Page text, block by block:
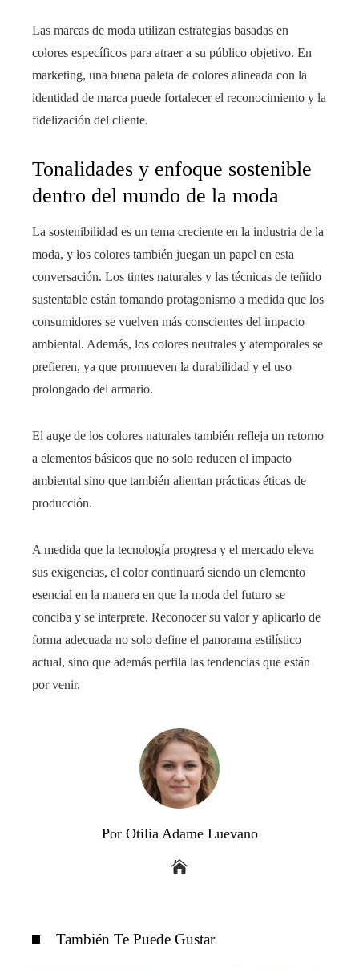
Las marcas de moda utilizan estrategias basadas en
colores específicos para atraer a su público objetivo. En
marketing, una buena paleta de colores alineada con la
identidad de marca puede fortalecer el reconocimiento y la
fidelización del cliente.
Tonalidades y enfoque sostenible
dentro del mundo de la moda
La sostenibilidad es un tema creciente en la industria de la
moda, y los colores también juegan un papel en esta
conversación. Los tintes naturales y las técnicas de teñido
sustentable están tomando protagonismo a medida que los
consumidores se vuelven más conscientes del impacto
ambiental. Además, los colores neutrales y atemporales se
prefieren, ya que promueven la durabilidad y el uso
prolongado del armario.
El auge de los colores naturales también refleja un retorno
a elementos básicos que no solo reducen el impacto
ambiental sino que también alientan prácticas éticas de
producción.
A medida que la tecnología progresa y el mercado eleva
sus exigencias, el color continuará siendo un elemento
esencial en la manera en que la moda del futuro se
conciba y se interprete. Reconocer su valor y aplicarlo de
forma adecuada no solo define el panorama estilístico
actual, sino que además perfila las tendencias que están
por venir.
Por Otilia Adame Luevano
También Te Puede Gustar